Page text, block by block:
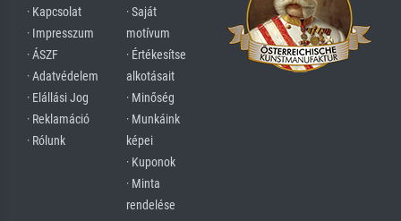
· Kapcsolat
· Impresszum
· ÁSZF
· Adatvédelem
· Elállási Jog
· Reklamáció
· Rólunk
· Saját
motívum
· Értékesítse
alkotásait
· Minőség
· Munkáink
képei
· Kuponok
· Minta
rendelése